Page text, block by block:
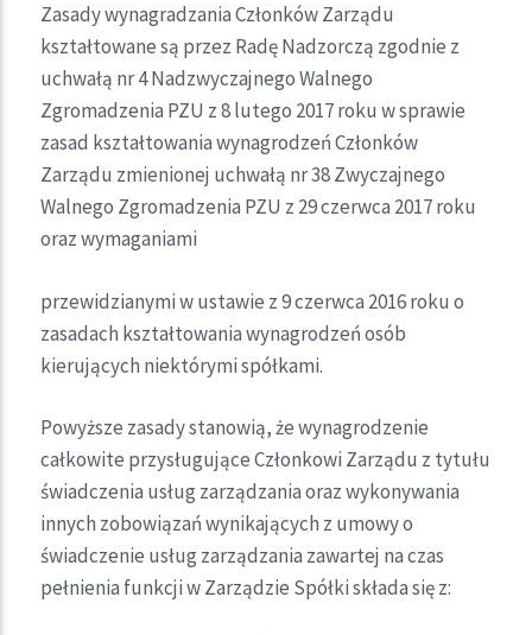
Zasady wynagradzania Członków Zarządu
kształtowane są przez Radę Nadzorczą zgodnie z
uchwałą nr 4 Nadzwyczajnego Walnego
Zgromadzenia PZU z 8 lutego 2017 roku w sprawie
zasad kształtowania wynagrodzeń Członków
Zarządu zmienionej uchwałą nr 38 Zwyczajnego
Walnego Zgromadzenia PZU z 29 czerwca 2017 roku
oraz wymaganiami
przewidzianymi w ustawie z 9 czerwca 2016 roku o
zasadach kształtowania wynagrodzeń osób
kierujących niektórymi spółkami.
Powyższe zasady stanowią, że wynagrodzenie
całkowite przysługujące Członkowi Zarządu z tytułu
świadczenia usług zarządzania oraz wykonywania
innych zobowiązań wynikających z umowy o
świadczenie usług zarządzania zawartej na czas
pełnienia funkcji w Zarządzie Spółki składa się z: